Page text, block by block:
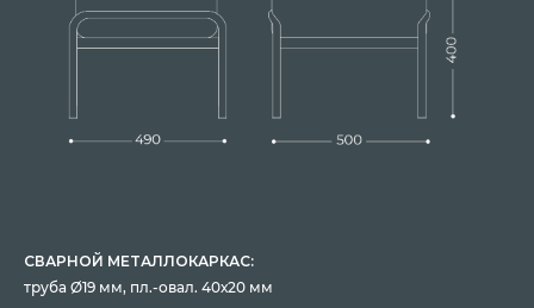
СВАРНОЙ МЕТАЛЛОКАРКАС:
труба Ø19 мм, пл.-овал. 40х20 мм